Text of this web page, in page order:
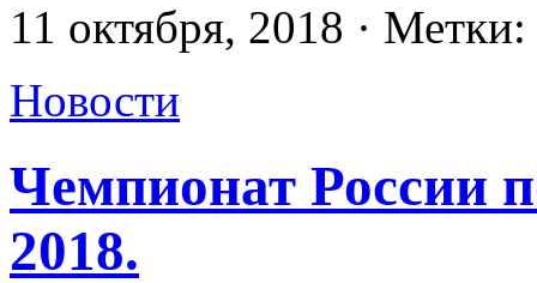
11 октября, 2018 · Метки:
Новости
Чемпионат России
2018.